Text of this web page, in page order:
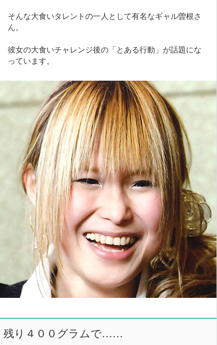
そんな大食いタレントの一人として有名なギャル曽根さ
ん。
彼女の大食いチャレンジ後の「とある行動」が話題にな
っています。
残り４００グラムで……